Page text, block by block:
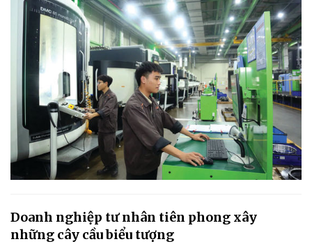
Doanh nghiệp tư nhân tiên phong xây
những cây cầu biểu tượng